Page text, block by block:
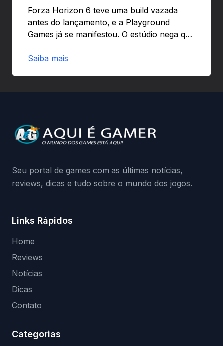
Forza Horizon 6 teve uma build vazada
antes do lançamento, e a Playground
Games já se manifestou. O estúdio nega que
preload e avisa que quem usar versões não
da Playground: negação do preload,
medidas contra acessos não autorizados
Saiba mais
Seu portal de games com as últimas notícias,
reviews, dicas e tudo sobre o mundo dos jogos.
Links Rápidos
Home
Reviews
Notícias
Dicas
Contato
Categorias